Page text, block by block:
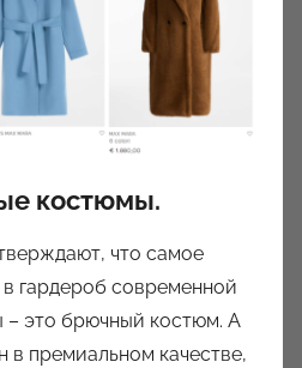
костюмы.
что самое
гардероб современной
это брючный костюм. А
в премиальном качестве,